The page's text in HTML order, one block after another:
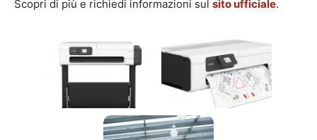
Scopri di più e richiedi informazioni sul sito ufficiale.